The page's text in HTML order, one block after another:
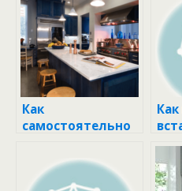
Как
самостоятельно
пластиковые
окна: пошаговое